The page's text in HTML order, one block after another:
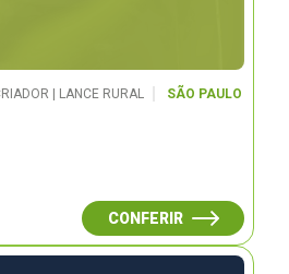
| LANCE RURAL
SÃO PAULO
CONFERIR